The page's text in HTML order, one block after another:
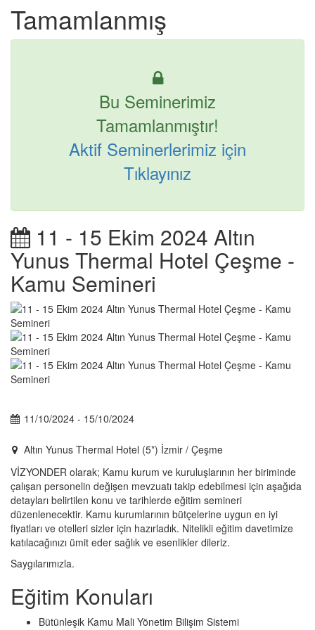
Tamamlanmış
Bu Seminerimiz
Tamamlanmıştır!
Aktif Seminerlerimiz için
Tıklayınız
11 - 15 Ekim 2024 Altın
Yunus Thermal Hotel Çeşme -
Kamu Semineri
11/10/2024 - 15/10/2024
Altın Yunus Thermal Hotel (5*) İzmir / Çeşme
VİZYONDER olarak; Kamu kurum ve kuruluşlarının her biriminde
çalışan personelin değişen mevzuatı takip edebilmesi için aşağıda
detayları belirtilen konu ve tarihlerde eğitim semineri
düzenlenecektir. Kamu kurumlarının bütçelerine uygun en iyi
fiyatları ve otelleri sizler için hazırladık. Nitelikli eğitim davetimize
katılacağınızı ümit eder sağlık ve esenlikler dileriz.
Saygılarımızla.
Eğitim Konuları
Bütünleşik Kamu Mali Yönetim Bilişim Sistemi